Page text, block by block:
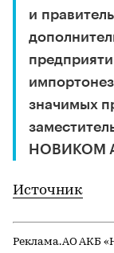
и
значимых
НОВИКОМ
Источник
Реклама. АО АКБ